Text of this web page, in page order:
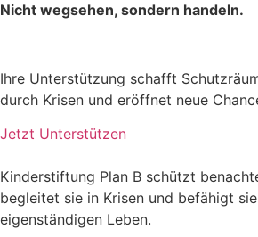
Nicht wegsehen, sondern handeln.
Ihre Unterstützung schafft
durch Krisen und eröffnet neue
Jetzt Unterstützen
Kinderstiftung Plan B schützt
begleitet sie in Krisen und befähigt
eigenständigen Leben.